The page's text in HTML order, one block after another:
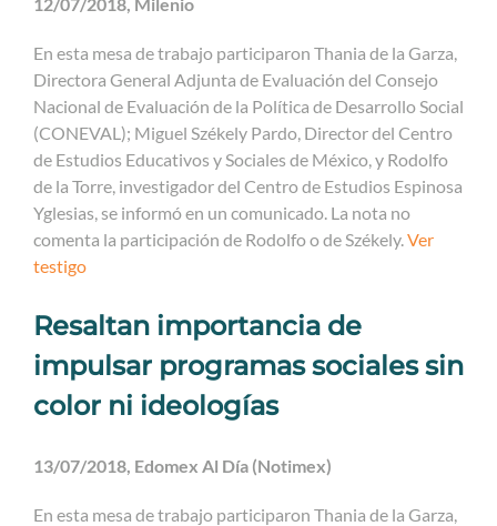
En esta mesa de trabajo participaron Thania de la Garza,
Directora General Adjunta de Evaluación del Consejo
Nacional de Evaluación de la Política de Desarrollo Social
(CONEVAL); Miguel Székely Pardo, Director del Centro
de Estudios Educativos y Sociales de México, y Rodolfo
de la Torre, investigador del Centro de Estudios Espinosa
Yglesias, se informó en un comunicado. La nota no
comenta la participación de Rodolfo o de Székely.Ver
testigo
Resaltan importancia de
impulsar programas sociales sin
color ni ideologías
13/07/2018, Edomex Al Día (Notimex)
En esta mesa de trabajo participaron Thania de la Garza,